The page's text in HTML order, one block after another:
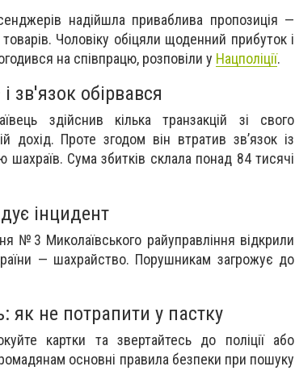
надійшла приваблива пропозиція —
Чоловіку обіцяли щоденний прибуток і
на співпрацю, розповіли у Нацполіції.
зв'язок обірвався
здійснив кілька транзакцій зі свого
дохід. Проте згодом він втратив зв’язок із
Сума збитків склала понад 84 тисячі
інцидент
№3 Миколаївського райуправління відкрили
— шахрайство. Порушникам загрожує до
як не потрапити у пастку
картки та звертайтесь до поліції або
основні правила безпеки при пошуку